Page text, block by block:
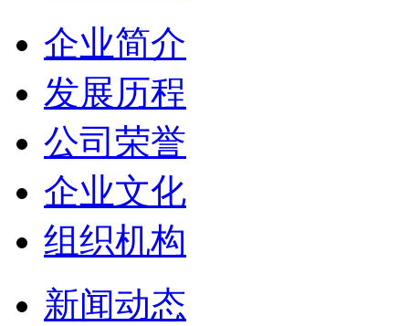
企业简介
发展历程
公司荣誉
企业文化
组织机构
新闻动态